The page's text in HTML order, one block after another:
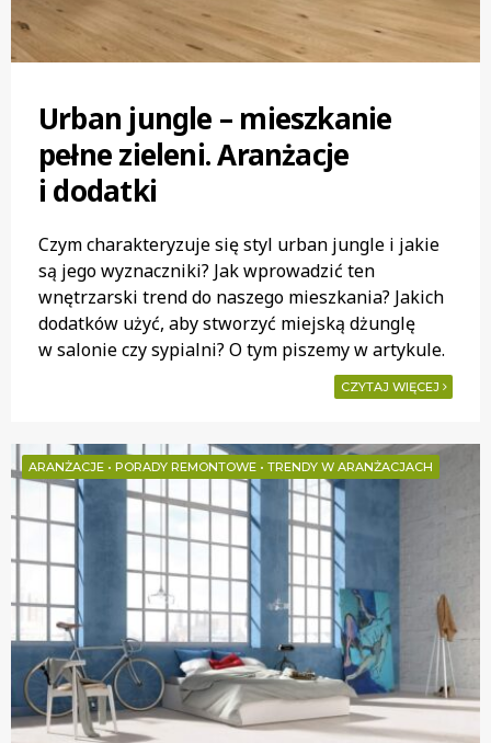
Urban jungle – mieszkanie
pełne zieleni. Aranżacje
i dodatki
Czym charakteryzuje się styl urban jungle i jakie
są jego wyznaczniki? Jak wprowadzić ten
wnętrzarski trend do naszego mieszkania? Jakich
dodatków użyć, aby stworzyć miejską dżunglę
w salonie czy sypialni? O tym piszemy w artykule.
CZYTAJ WIĘCEJ
ARANŻACJE • PORADY REMONTOWE • TRENDY W ARANŻACJACH